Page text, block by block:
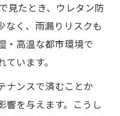
見たとき、ウレタン防
なく、雨漏りリスクも
・高温な都市環境で
います。
ナンスで済むことか
響を与えます。こうし